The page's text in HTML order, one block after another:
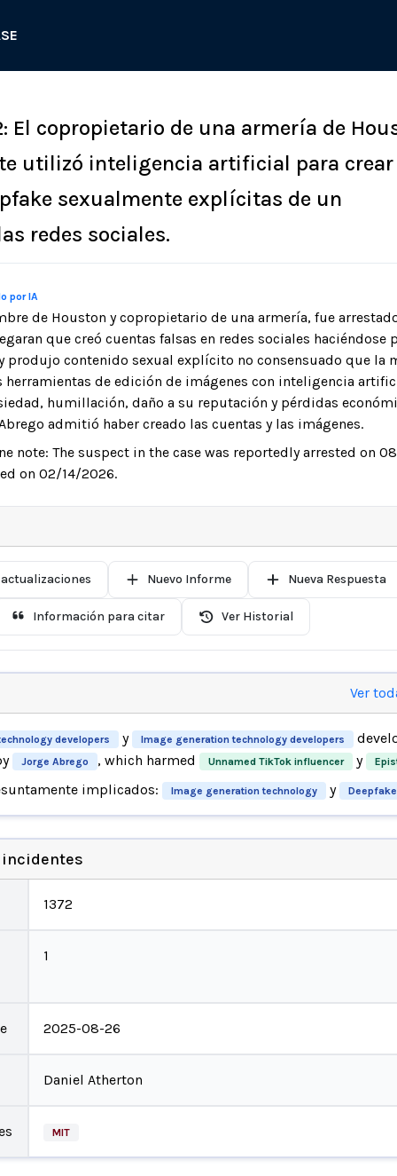
El copropietario de una armería de
utilizó inteligencia artificial para crear
sexualmente explícitas de un
redes sociales.
por IA
de Houston y copropietario de una armería, fue
que creó cuentas falsas en redes sociales haciéndose
produjo contenido sexual explícito no consensuado que la
de edición de imágenes con inteligencia
humillación, daño a su reputación y pérdidas
admitió haber creado las cuentas y las imágenes.
note: The suspect in the case was reportedly arrested on
on 02/14/2026.
Nuevo Informe Nueva Respuesta
Información para citar Ver Historial
Ver
developers y Image generation technology developers
Jorge Abrego , which harmed Unnamed TikTok influencer y
implicados: Image generation technology y
1372
1
2025-08-26
Daniel Atherton
MIT